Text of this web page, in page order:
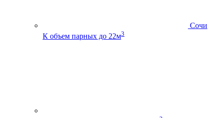
Сочи
К объем парных до 22м3